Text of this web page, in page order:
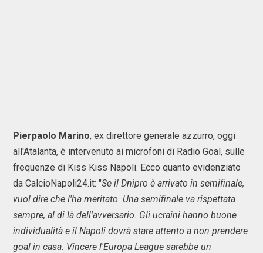
Pierpaolo Marino, ex direttore generale azzurro, oggi
all'Atalanta, è intervenuto ai microfoni di Radio Goal, sulle
frequenze di Kiss Kiss Napoli. Ecco quanto evidenziato
da CalcioNapoli24.it: "Se il Dnipro è arrivato in semifinale,
vuol dire che l'ha meritato. Una semifinale va rispettata
sempre, al di là dell'avversario. Gli ucraini hanno buone
individualità e il Napoli dovrà stare attento a non prendere
goal in casa. Vincere l'Europa League sarebbe un